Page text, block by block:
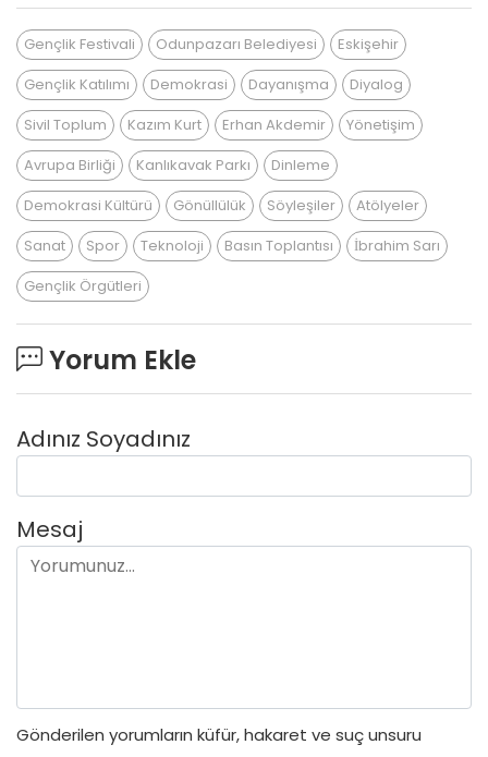
Gençlik Festivali Odunpazarı Belediyesi
Eskişehir
Gençlik Katılımı
Demokrasi Dayanışma
Diyalog
Sivil Toplum
Kazım Kurt Erhan Akdemir
Yönetişim
Avrupa Birliği
Kanlıkavak Parkı
Dinleme
Demokrasi Kültürü
Gönüllülük Söyleşiler
Atölyeler
Sanat
Spor Teknoloji Basın Toplantısı
İbrahim Sarı
Gençlik Örgütleri
Yorum Ekle
Adınız Soyadınız
Mesaj
Gönderilen yorumların küfür, hakaret ve suç unsuru